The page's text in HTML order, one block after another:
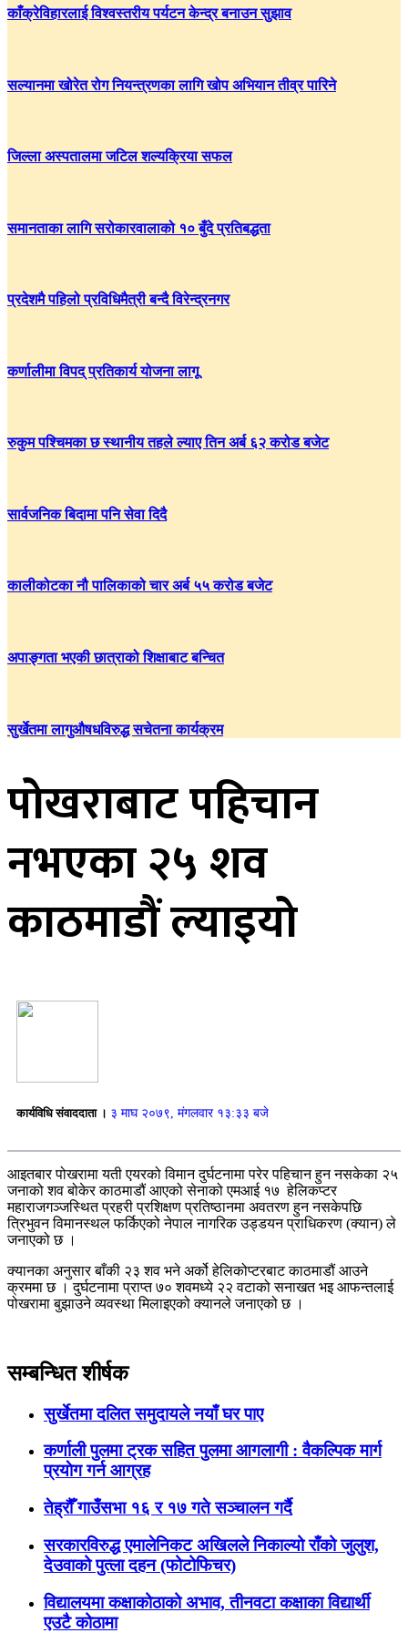
काँक्रेविहारलाई विश्वस्तरीय पर्यटन केन्द्र बनाउन सुझाव
सल्यानमा खोरेत रोग नियन्त्रणका लागि खोप अभियान तीव्र पारिने
जिल्ला अस्पतालमा जटिल शल्यक्रिया सफल
समानताका लागि सरोकारवालाको १० बुँदे प्रतिबद्धता
प्रदेशमै पहिलो प्रविधिमैत्री बन्दै विरेन्द्रनगर
कर्णालीमा विपद् प्रतिकार्य योजना लागू
रुकुम पश्चिमका छ स्थानीय तहले ल्याए तिन अर्ब ६२ करोड बजेट
सार्वजनिक बिदामा पनि सेवा दिदै
कालीकोटका नौ पालिकाको चार अर्ब ५५ करोड बजेट
अपाङ्गता भएकी छात्राको शिक्षाबाट बन्चित
सुर्खेतमा लागुऔषधविरुद्ध सचेतना कार्यक्रम
पोखराबाट पहिचान
नभएका २५ शव
काठमाडौं ल्याइयो
कार्यविधि संवाददाता । ३ माघ २०७९, मंगलवार १३:३३ बजे
आइतबार पोखरामा यती एयरको विमान दुर्घटनामा परेर पहिचान हुन नसकेका २५
जनाको शव बोकेर काठमाडौं आएको सेनाको एमआई १७ हेलिकप्टर
महाराजगञ्जस्थित प्रहरी प्रशिक्षण प्रतिष्ठानमा अवतरण हुन नसकेपछि
त्रिभुवन विमानस्थल फर्किएको नेपाल नागरिक उड्डयन प्राधिकरण (क्यान) ले
जनाएको छ ।
क्यानका अनुसार बाँकी २३ शव भने अर्को हेलिकोप्टरबाट काठमाडौं आउने
क्रममा छ । दुर्घटनामा प्राप्त ७० शवमध्ये २२ वटाको सनाखत भइ आफन्तलाई
पोखरामा बुझाउने व्यवस्था मिलाइएको क्यानले जनाएको छ ।
सम्बन्धित शीर्षक
सुर्खेतमा दलित समुदायले नयाँ घर पाए
कर्णाली पुलमा ट्रक सहित पुलमा आगलागी : वैकल्पिक मार्ग
प्रयाेग गर्न आग्रह
तेह्रौँ गाउँसभा १६ र १७ गते सञ्चालन गर्दै
सरकारविरुद्ध एमालेनिकट अखिलले निकाल्यो राँको जुलुश,
देउवाको पुत्ला दहन (फोटोफिचर)
विद्यालयमा कक्षाकोठाको अभाव, तीनवटा कक्षाका विद्यार्थी
एउटै कोठामा